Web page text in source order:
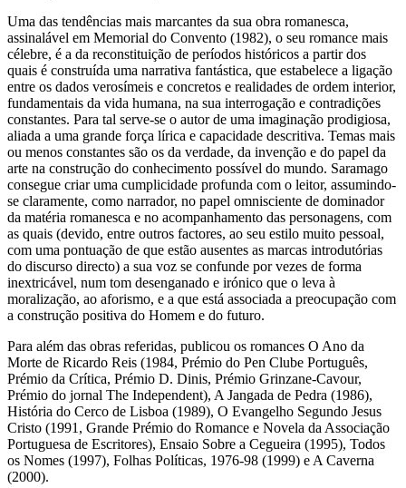
Uma das tendências mais marcantes da sua obra romanesca,
assinalável em Memorial do Convento (1982), o seu romance mais
célebre, é a da reconstituição de períodos históricos a partir dos
quais é construída uma narrativa fantástica, que estabelece a ligação
entre os dados verosímeis e concretos e realidades de ordem interior,
fundamentais da vida humana, na sua interrogação e contradições
constantes. Para tal serve-se o autor de uma imaginação prodigiosa,
aliada a uma grande força lírica e capacidade descritiva. Temas mais
ou menos constantes são os da verdade, da invenção e do papel da
arte na construção do conhecimento possível do mundo. Saramago
consegue criar uma cumplicidade profunda com o leitor, assumindo-
se claramente, como narrador, no papel omnisciente de dominador
da matéria romanesca e no acompanhamento das personagens, com
as quais (devido, entre outros factores, ao seu estilo muito pessoal,
com uma pontuação de que estão ausentes as marcas introdutórias
do discurso directo) a sua voz se confunde por vezes de forma
inextricável, num tom desenganado e irónico que o leva à
moralização, ao aforismo, e a que está associada a preocupação com
a construção positiva do Homem e do futuro.
Para além das obras referidas, publicou os romances O Ano da
Morte de Ricardo Reis (1984, Prémio do Pen Clube Português,
Prémio da Crítica, Prémio D. Dinis, Prémio Grinzane-Cavour,
Prémio do jornal The Independent), A Jangada de Pedra (1986),
História do Cerco de Lisboa (1989), O Evangelho Segundo Jesus
Cristo (1991, Grande Prémio do Romance e Novela da Associação
Portuguesa de Escritores), Ensaio Sobre a Cegueira (1995), Todos
os Nomes (1997), Folhas Políticas, 1976-98 (1999) e A Caverna
(2000).